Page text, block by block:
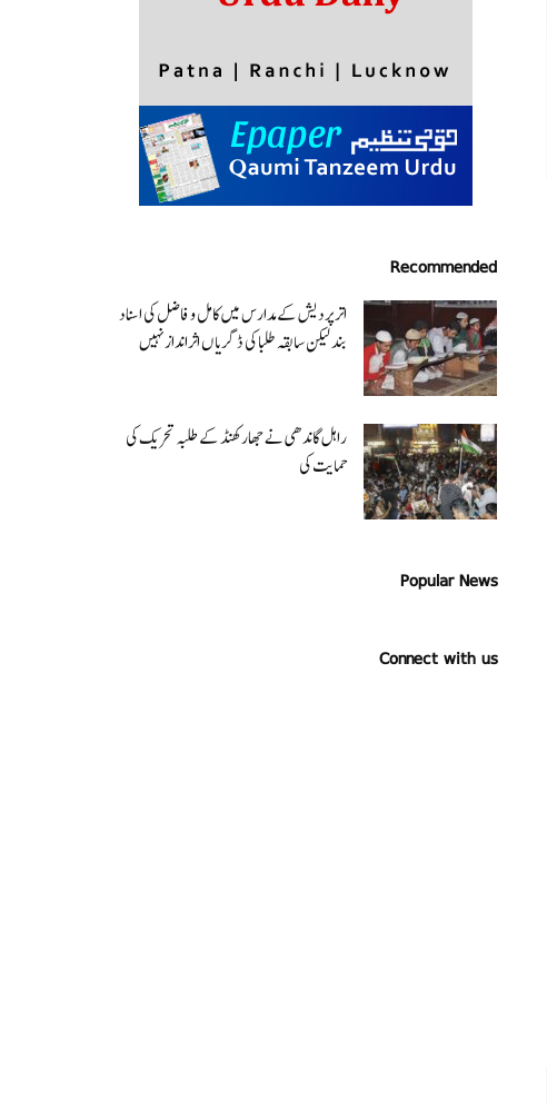
Recommended
اتر پردیش کےمدارس میں کامل و فاضل کی اسناد
بند لیکن سابقہ طلبا کی ڈگریا ں اثرانداز نہیں
راہل گاندھی نے جھارکھنڈ کے طلبہ تحریک کی
حمایت کی
Popular News
Connect with us